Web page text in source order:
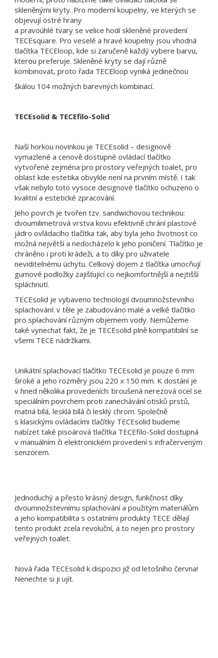
skleněnými kryty. Pro moderní koupelny, ve kterých se
objevují ostré hrany
a pravoúhlé tvary se velice hodí skleněné provedení
TECEsquare. Pro veselé a hravé koupelny jsou vhodná
tlačítka TECEloop, kde si zaručeně každý vybere barvu,
kterou preferuje. Skleněné kryty se dají různě
kombinovat, proto řada TECEloop vyniká jedinečnou
škálou 104 možných barevných kombinací.
TECEsolid & TECEfilo-Solid
Naší horkou novinkou je TECEsolid – designově
vymazlené a cenově dostupné ovládací tlačítko
vytvořené zejména pro prostory veřejných toalet, pro
oblast kde estetika obvykle není na prvním místě. I tak
však nebylo toto vysoce designové tlačítko ochuzeno o
kvalitní a estetické zpracování.
Jeho povrch je tvořen tzv. sandwichovou technikou:
dvoumilimetrová vrstva kovu efektivně chrání plastové
jádro ovládacího tlačítka tak, aby byla jeho životnost co
možná největší a nedocházelo k jeho poničení. Tlačítko je
chráněno i proti krádeži, a to díky pro uživatele
neviditelnému úchytu. Celkový dojem z tlačítka umocňují
gumové podložky zajišťující co nejkomfortnější a nejtišší
spláchnutí.
TECEsolid je vybaveno technologií dvoumnožstevního
splachování: v těle je zabudováno malé a velké tlačítko
pro splachování různým objemem vody. Nemůžeme
také vynechat fakt, že je TECEsolid plně kompatibilní se
všemi TECE nádržkami.
Unikátní splachovací tlačítko TECEsolid je pouze 6 mm
široké a jeho rozměry jsou 220 x 150 mm. K dostání je
v hned několika provedeních: broušená nerezová ocel se
speciálním povrchem proti zanechávání otisků prstů,
matná bílá, lesklá bílá či lesklý chrom. Společně
s klasickými ovládacími tlačítky TECEsolid budeme
nabízet také pisoárová tlačítka TECEfilo-Solid dostupná
v manuálním či elektronickém provedení s infračerveným
senzorem.
Jednoduchý a přesto krásný design, funkčnost díky
dvoumnožstevnímu splachování a použitým materiálům
a jeho kompatibilita s ostatními produkty TECE dělají
tento produkt zcela revoluční, a to nejen pro prostory
veřejných toalet.
Nová řada TECEsolid k dispozici již od letošního června!
Nenechte si ji ujít.